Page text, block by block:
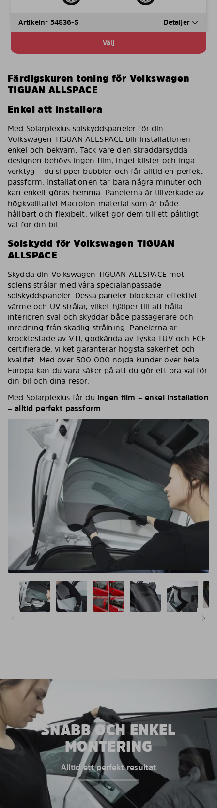
Artikelnr 54836-S Detaljer
Välj
Färdigskuren toning för Volkswagen
TIGUAN ALLSPACE
Enkel att installera
Med Solarplexius solskyddspaneler för din
Volkswagen TIGUAN ALLSPACE blir installationen
enkel och bekväm. Tack vare den skräddarsydda
designen behövs ingen film, inget klister och inga
verktyg – du slipper bubblor och får alltid en perfekt
passform. Installationen tar bara några minuter och
kan enkelt göras hemma. Panelerna är tillverkade av
högkvalitativt Macrolon-material som är både
hållbart och flexibelt, vilket gör dem till ett pålitligt
val för din bil.
Solskydd för Volkswagen TIGUAN
ALLSPACE
Skydda din Volkswagen TIGUAN ALLSPACE mot
solens strålar med våra specialanpassade
solskyddspaneler. Dessa paneler blockerar effektivt
värme och UV-strålar, vilket hjälper till att hålla
interiören sval och skyddar både passagerare och
inredning från skadlig strålning. Panelerna är
krocktestade av VTI, godkända av Tyska TÜV och ECE-
certifierade, vilket garanterar högsta säkerhet och
kvalitet. Med över 500 000 nöjda kunder över hela
Europa kan du vara säker på att du gör ett bra val för
din bil och dina resor.
Med Solarplexius får du ingen film – enkel installation
– alltid perfekt passform.
SNABB OCH ENKEL
MONTERING
Alltid ett perfekt resultat